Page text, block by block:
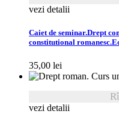
vezi detalii
Caiet de seminar.Drept
constitutional
35,00 lei
vezi detalii